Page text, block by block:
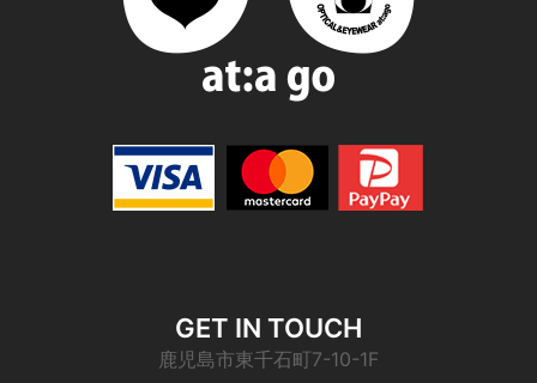
GET IN TOUCH
鹿児島市東千石町7-10-1F